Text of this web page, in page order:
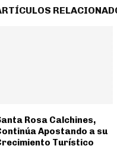
Rosa Calchines,
Apostando a su
Turístico